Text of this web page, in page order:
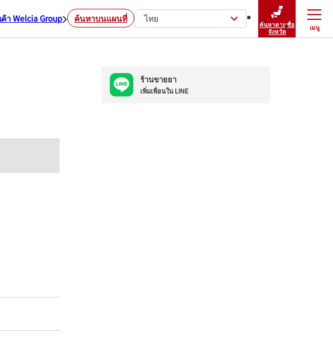
า Welcia Group ค้นหาบนแผนที่ ไทย
ค้นหาตามชื่อ
จังหวัด
เมนู
ปิดเมนู
ร้านขายยา
เพิ่มเพื่อนใน LINE